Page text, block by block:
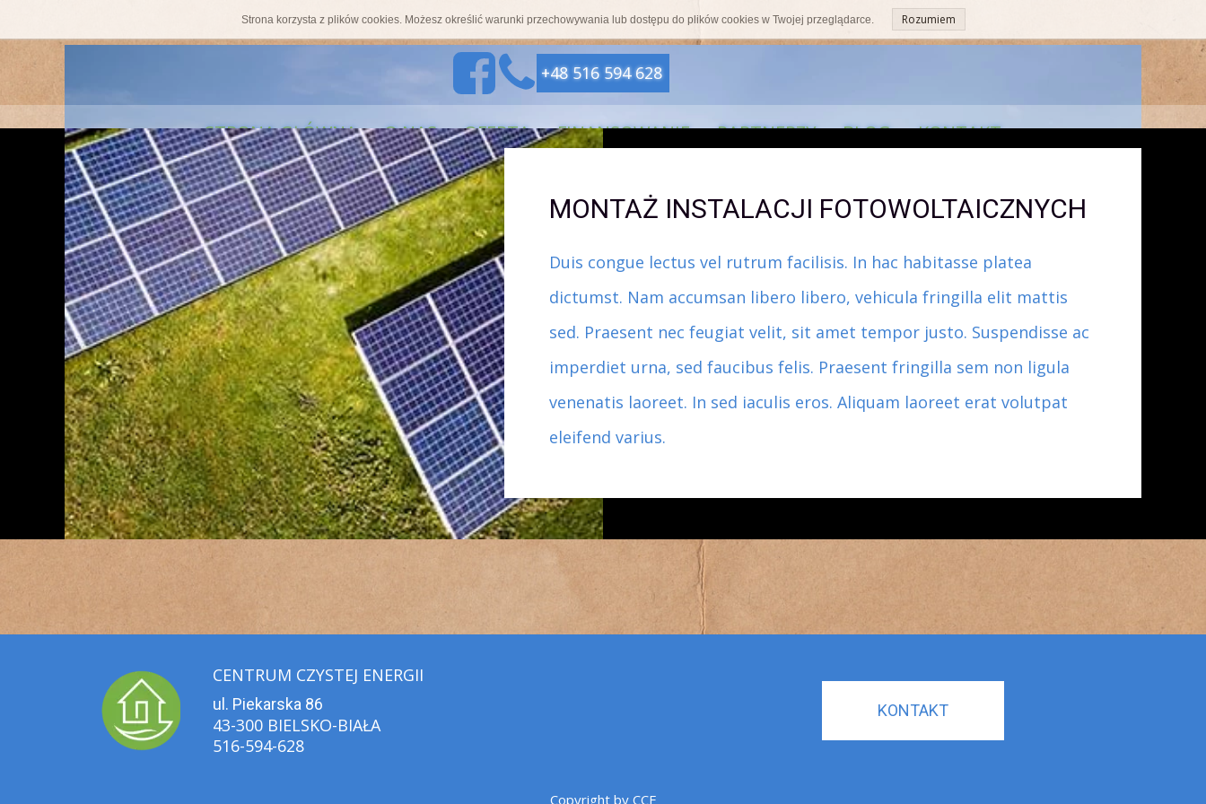
MONTAŻ INSTALACJI FOTOWOLTAICZNYCH
Duis congue lectus vel rutrum facilisis. In hac habitasse platea
dictumst. Nam accumsan libero libero, vehicula fringilla elit mattis
sed. Praesent nec feugiat velit, sit amet tempor justo. Suspendisse ac
imperdiet urna, sed faucibus felis. Praesent fringilla sem non ligula
venenatis laoreet. In sed iaculis eros. Aliquam laoreet erat volutpat
eleifend varius.
STRONA GŁÓWNA O NAS OFERTA FINANSOWANIE PARTNERZY BLOG KONTAKT
"DOBRY KLIMAT TO TWÓJ WYBÓR"
+48 516 594 628
KONTAKT
ul. Piekarska 86
43-300 BIELSKO-BIAŁA
516-594-628
CENTRUM CZYSTEJ ENERGII
Copyright by CCE
Strona korzysta z plików cookies. Możesz określić warunki przechowywania lub dostępu do plików cookies w Twojej przeglądarce. Rozumiem